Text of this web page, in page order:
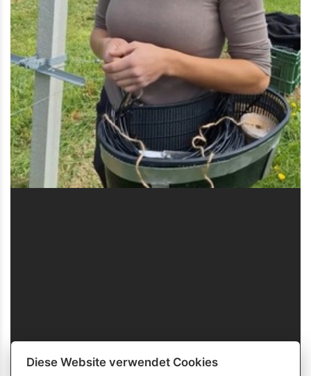
Diese Website verwendet Cookies